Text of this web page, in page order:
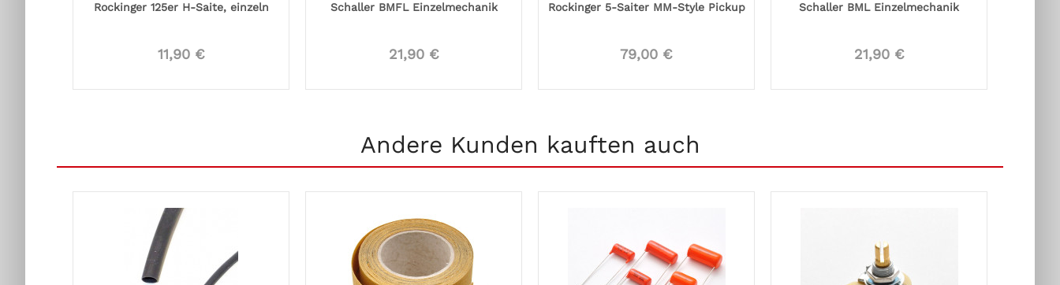
Rockinger 125er H-Saite, einzeln
11,90 €
Schaller BMFL Einzelmechanik
21,90 €
Rockinger 5-Saiter MM-Style Pickup
79,00 €
Schaller BML Einzelmechanik
21,90 €
Andere Kunden kauften auch